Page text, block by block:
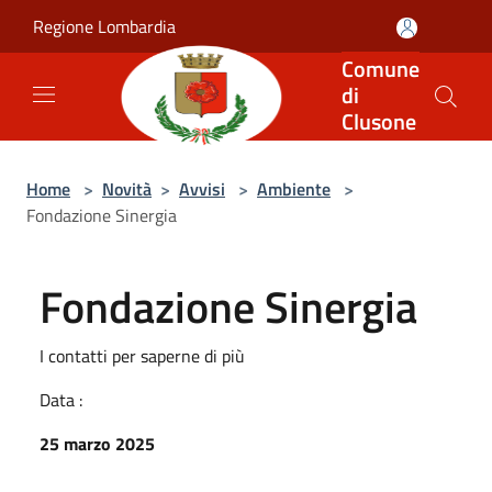
Regione Lombardia
Comune
di
Clusone
Home > Novità > Avvisi > Ambiente >
Fondazione Sinergia
Fondazione Sinergia
I contatti per saperne di più
Data :
25 marzo 2025